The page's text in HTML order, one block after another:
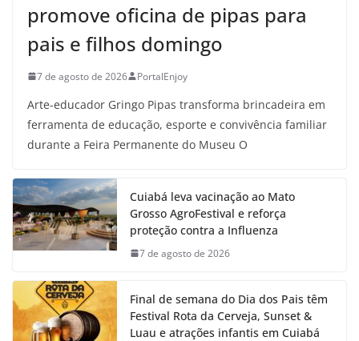
promove oficina de pipas para
pais e filhos domingo
7 de agosto de 2026 PortalEnjoy
Arte-educador Gringo Pipas transforma brincadeira em
ferramenta de educação, esporte e convivência familiar
durante a Feira Permanente do Museu O
Cuiabá leva vacinação ao Mato
Grosso AgroFestival e reforça
proteção contra a Influenza
7 de agosto de 2026
Final de semana do Dia dos Pais têm
Festival Rota da Cerveja, Sunset &
Luau e atrações infantis em Cuiabá